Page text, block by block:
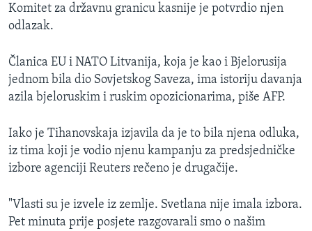
Komitet za državnu granicu kasnije je potvrdio njen
odlazak.
Članica EU i NATO Litvanija, koja je kao i Bjelorusija
jednom bila dio Sovjetskog Saveza, ima istoriju davanja
azila bjeloruskim i ruskim opozicionarima, piše AFP.
Iako je Tihanovskaja izjavila da je to bila njena odluka,
iz tima koji je vodio njenu kampanju za predsjedničke
izbore agenciji Reuters rečeno je drugačije.
"Vlasti su je izvele iz zemlje. Svetlana nije imala izbora.
Pet minuta prije posjete razgovarali smo o našim